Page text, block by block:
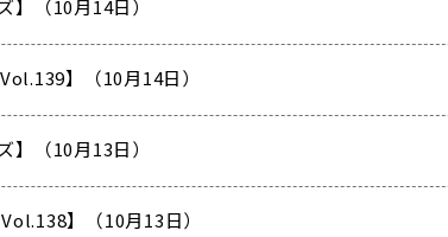
】（10月14日）
】（10月14日）
】（10月13日）
Vol.138】（10月13日）